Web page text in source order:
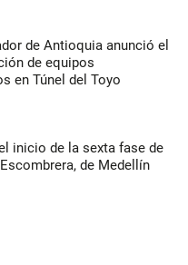
de Antioquia anunció el
de equipos
en Túnel del Toyo
inicio de la sexta fase de
de Medellín